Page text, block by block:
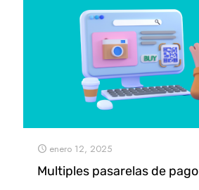
enero 12, 2025
Multiples pasarelas de pago